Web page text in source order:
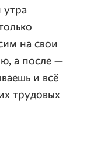
утра
на свои
а после —
и всё
трудовых